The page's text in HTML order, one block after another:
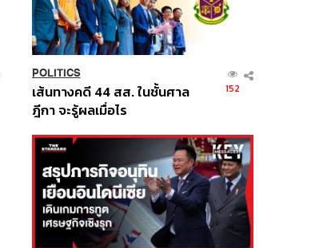
POLITICS
เส้นทางคดี 44 สส. ในชั้นศาล
ฎีกา จะรู้ผลเมื่อไร
152